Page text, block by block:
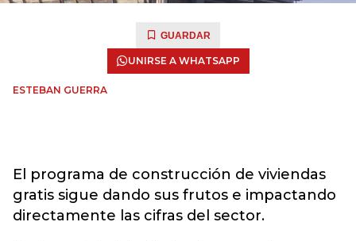
GUARDAR
UNIRSE A WHATSAPP
ESTEBAN GUERRA
El programa de construcción de viviendas
gratis sigue dando sus frutos e impactando
directamente las cifras del sector.